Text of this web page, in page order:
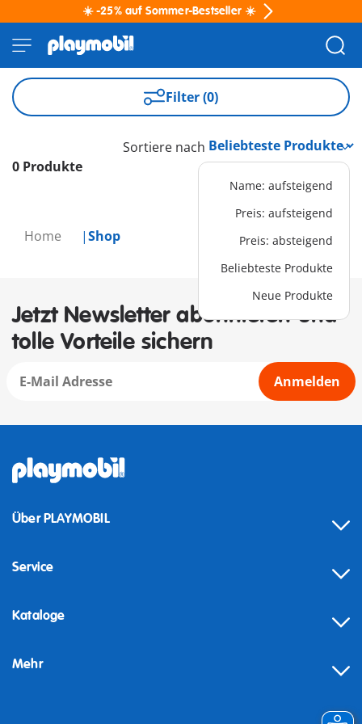
☀️ -25% auf Sommer-Bestseller ☀️
Home Shop
Filter (0)
0 Produkte
Sortiere nach
Name: aufsteigend
Preis: aufsteigend
Preis: absteigend
Beliebteste Produkte
Neue Produkte
Jetzt Newsletter abonnieren und
tolle Vorteile sichern
Anmelden
Über PLAYMOBIL
Service
Kataloge
Mehr